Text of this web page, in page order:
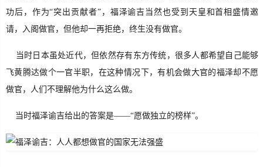
功后，作为“突出贡献者”，福泽谕吉当然也受到天皇和首相盛情邀
请，入阁做官，但他却一再拒绝，终生没有做官。
当时日本虽处近代，但依然存有东方传统，很多人都希望自己能够
飞黄腾达做个一官半职，在这种情况下，有机会做大官的福泽却不愿
做官，人们不理解他为什么这么做。
当时福泽谕吉给出的答案是——“愿做独立的榜样”。